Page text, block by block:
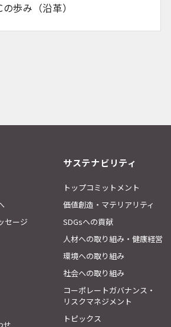
歩み（沿革）
セージ
せ
サステナビリティ
トップコミットメント
価値創造・マテリアリティ
SDGsへの貢献
人材への取り組み・健康経営
環境への取り組み
社会への取り組み
コーポレートガバナンス・
リスクマネジメント
トピックス